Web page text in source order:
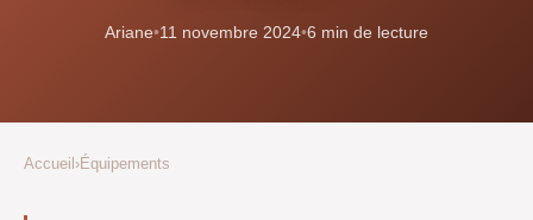
Ariane•11 novembre 2024•6 min de lecture
Accueil ›Équipements